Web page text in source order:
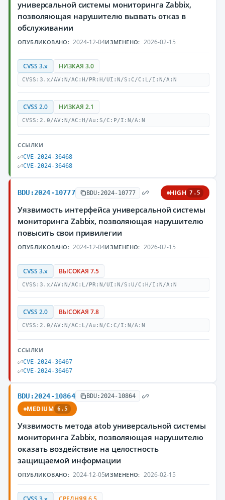
универсальной системы мониторинга Zabbix,
позволяющая нарушителю вызвать отказ в
обслуживании
ОПУБЛИКОВАНО: 2024-12-04ИЗМЕНЕНО: 2026-02-15
CVSS 3.x НИЗКАЯ 3.0
CVSS:3.x/AV:N/AC:H/PR:H/UI:N/S:C/C:L/I:N/A:N
CVSS 2.0 НИЗКАЯ 2.1
CVSS:2.0/AV:N/AC:H/Au:S/C:P/I:N/A:N
ССЫЛКИ
CVE-2024-36468
CVE-2024-36468
BDU:2024-10777 BDU:2024-10777 HIGH 7.5
Уязвимость интерфейса универсальной системы
мониторинга Zabbix, позволяющая нарушителю
повысить свои привилегии
ОПУБЛИКОВАНО: 2024-12-04ИЗМЕНЕНО: 2026-02-15
CVSS 3.x ВЫСОКАЯ 7.5
CVSS:3.x/AV:N/AC:L/PR:N/UI:N/S:U/C:H/I:N/A:N
CVSS 2.0 ВЫСОКАЯ 7.8
CVSS:2.0/AV:N/AC:L/Au:N/C:C/I:N/A:N
ССЫЛКИ
CVE-2024-36467
CVE-2024-36467
BDU:2024-10864 BDU:2024-10864
MEDIUM 6.5
Уязвимость метода atob универсальной системы
мониторинга Zabbix, позволяющая нарушителю
оказать воздействие на целостность
защищаемой информации
ОПУБЛИКОВАНО: 2024-12-05ИЗМЕНЕНО: 2026-02-15